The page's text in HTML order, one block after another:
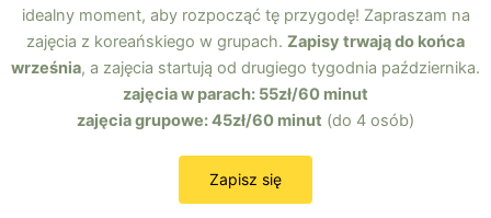
idealny moment, aby rozpocząć tę przygodę! Zapraszam na
zajęcia z koreańskiego w grupach. Zapisy trwają do końca
września, a zajęcia startują od drugiego tygodnia października.
zajęcia w parach: 55zł/60 minut
zajęcia grupowe: 45zł/60 minut (do 4 osób)
Zapisz się